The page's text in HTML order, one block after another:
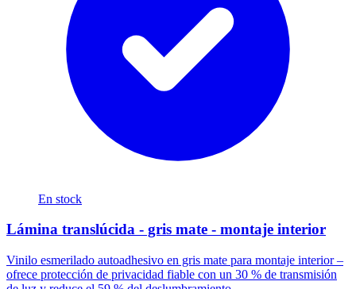
En stock
Lámina translúcida - gris mate - montaje interior
Vinilo esmerilado autoadhesivo en gris mate para montaje interior –
ofrece protección de privacidad fiable con un 30 % de transmisión